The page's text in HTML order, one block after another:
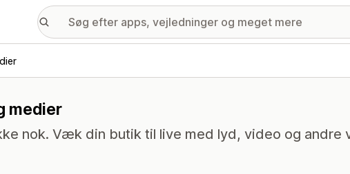
medier
nok. Væk din butik til live med lyd, video og andre